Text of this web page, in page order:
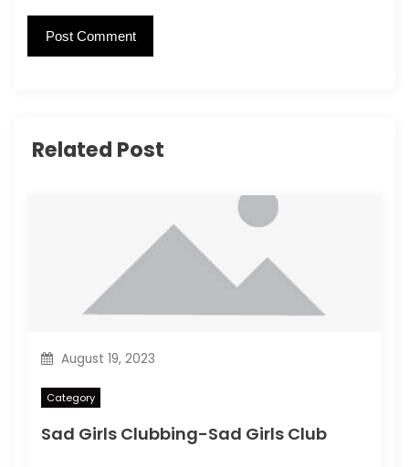
Related Post
August 19, 2023
Category
Sad Girls Clubbing-Sad Girls Club